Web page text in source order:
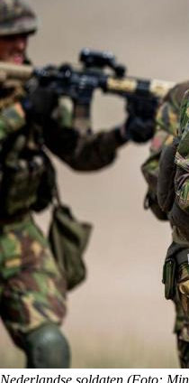
Nederlandse soldaten (Foto: